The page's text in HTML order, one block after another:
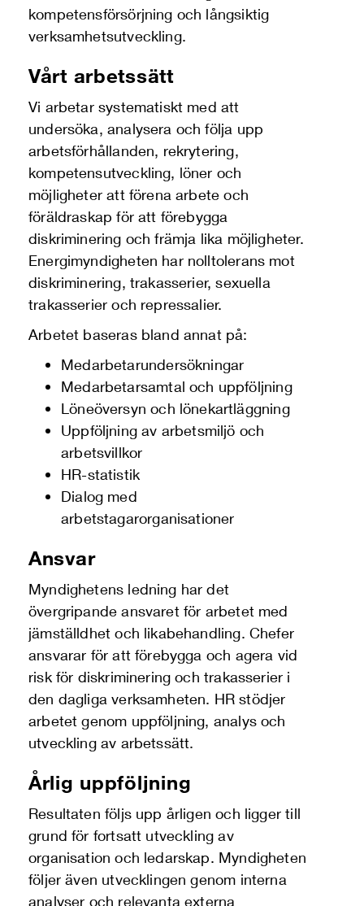
kompetensförsörjning och långsiktig
verksamhetsutveckling.
Vårt arbetssätt
Vi arbetar systematiskt med att
undersöka, analysera och följa upp
arbetsförhållanden, rekrytering,
kompetensutveckling, löner och
möjligheter att förena arbete och
föräldraskap för att förebygga
diskriminering och främja lika möjligheter.
Energimyndigheten har nolltolerans mot
diskriminering, trakasserier, sexuella
trakasserier och repressalier.
Arbetet baseras bland annat på:
Medarbetarundersökningar
Medarbetarsamtal och uppföljning
Löneöversyn och lönekartläggning
Uppföljning av arbetsmiljö och
arbetsvillkor
HR-statistik
Dialog med
arbetstagarorganisationer
Ansvar
Myndighetens ledning har det
övergripande ansvaret för arbetet med
jämställdhet och likabehandling. Chefer
ansvarar för att förebygga och agera vid
risk för diskriminering och trakasserier i
den dagliga verksamheten. HR stödjer
arbetet genom uppföljning, analys och
utveckling av arbetssätt.
Årlig uppföljning
Resultaten följs upp årligen och ligger till
grund för fortsatt utveckling av
organisation och ledarskap. Myndigheten
följer även utvecklingen genom interna
analyser och relevanta externa